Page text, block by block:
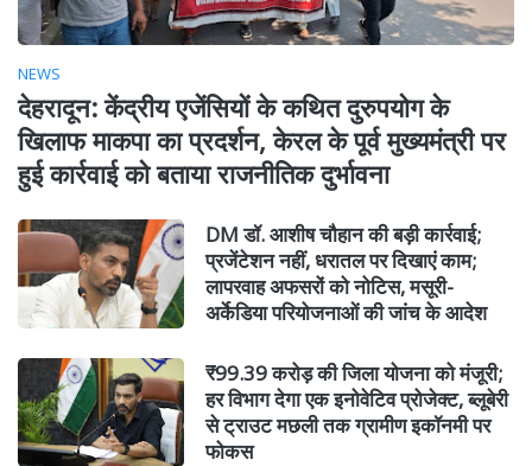
NEWS
देहरादून: केंद्रीय एजेंसियों के कथित दुरुपयोग के
खिलाफ माकपा का प्रदर्शन, केरल के पूर्व मुख्यमंत्री पर
हुई कार्रवाई को बताया राजनीतिक दुर्भावना
DM डॉ. आशीष चौहान की बड़ी कार्रवाई;
प्रजेंटेशन नहीं, धरातल पर दिखाएं काम;
लापरवाह अफसरों को नोटिस, मसूरी-
अर्केडिया परियोजनाओं की जांच के आदेश
₹99.39 करोड़ की जिला योजना को मंजूरी;
हर विभाग देगा एक इनोवेटिव प्रोजेक्ट, ब्लूबेरी
से ट्राउट मछली तक ग्रामीण इकॉनमी पर
फोकस